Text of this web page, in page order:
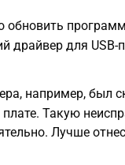
обновить
драйвер для
например, был
Такую
Лучше